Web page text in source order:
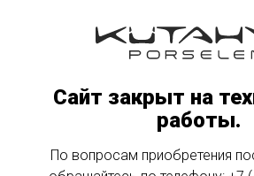
Сайт закрыт на
работы.
По вопросам приобретения